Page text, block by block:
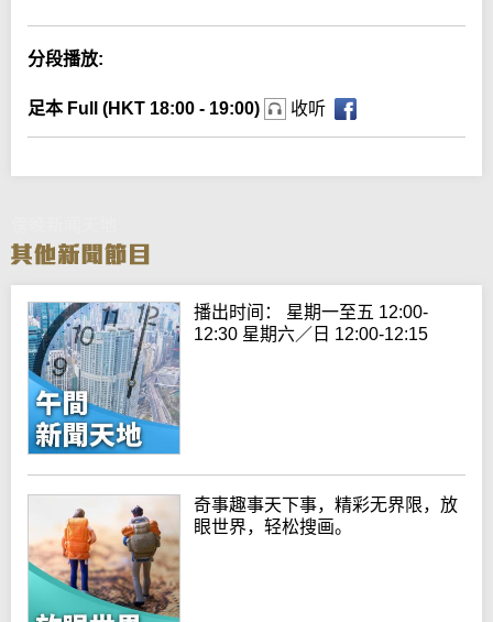
分段播放:
足本 Full (HKT 18:00 - 19:00) 收听
播出时间： 星期一至五 12:00-
12:30 星期六／日 12:00-12:15
奇事趣事天下事，精彩无界限，放
眼世界，轻松搜画。